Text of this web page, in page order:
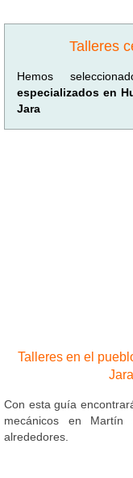
Talleres
Hemos
especializados en
Jara
Talleres en el
Jara
Con esta guía
mecánicos en
alrededores.